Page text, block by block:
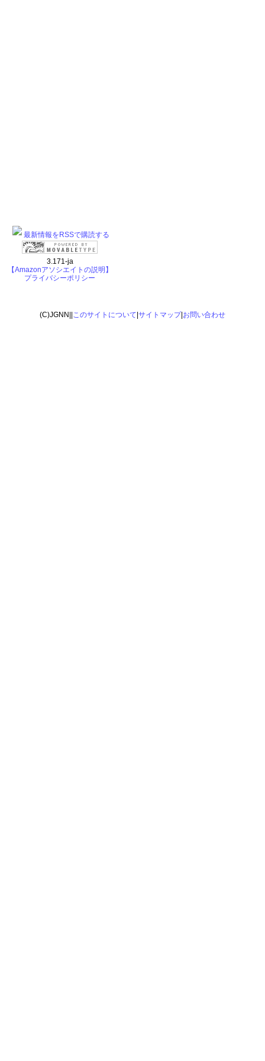
最新情報をRSSで購読する
3.171-ja
【Amazonアソシエイトの説明】
プライバシーポリシー
(C)JGNN|| このサイトについて サイトマップ| お問い合わせ